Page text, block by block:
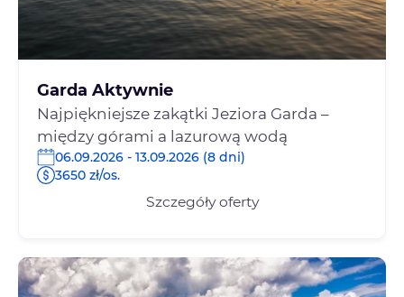
Garda Aktywnie
Najpiękniejsze zakątki Jeziora Garda –
między górami a lazurową wodą
06.09.2026 - 13.09.2026 (8 dni)
3650 zł/os.
Szczegóły oferty